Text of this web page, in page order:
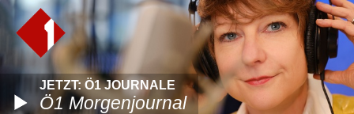
JETZT: Ö1 JOURNALE
Ö1 Morgenjournal